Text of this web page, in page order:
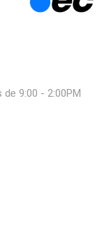
9:00 - 2:00PM